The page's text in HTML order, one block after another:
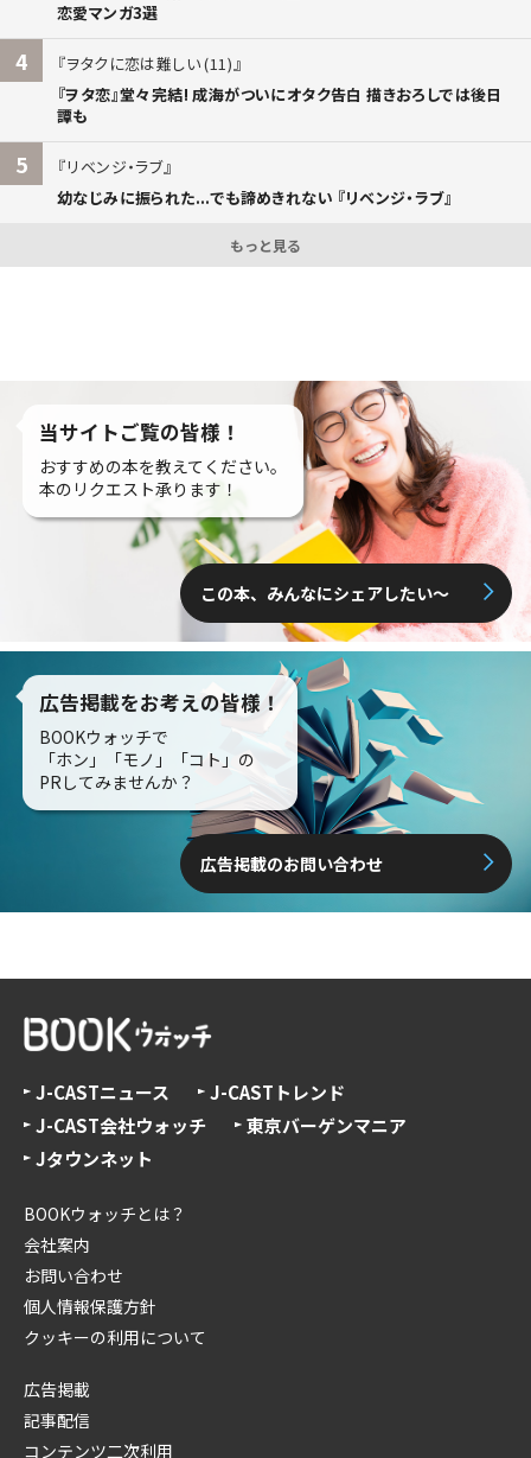
恋愛マンガ3選
4
ヲタクに恋は難しい (11)
『ヲタ恋』堂々完結! 成海がついにオタク告白 描きおろしでは後日
譚も
5
リベンジ・ラブ
幼なじみに振られた...でも諦めきれない 『リベンジ・ラブ』
もっと見る
当サイトご覧の皆様！
おすすめの本を教えてください。
本のリクエスト承ります！
この本、みんなにシェアしたい〜
広告掲載をお考えの皆様！
BOOKウォッチで
「ホン」「モノ」「コト」の
PRしてみませんか？
広告掲載のお問い合わせ
J-CASTニュース
J-CASTトレンド
J-CAST会社ウォッチ
東京バーゲンマニア
Jタウンネット
BOOKウォッチとは？
会社案内
お問い合わせ
個人情報保護方針
クッキーの利用について
広告掲載
記事配信
コンテンツ二次利用